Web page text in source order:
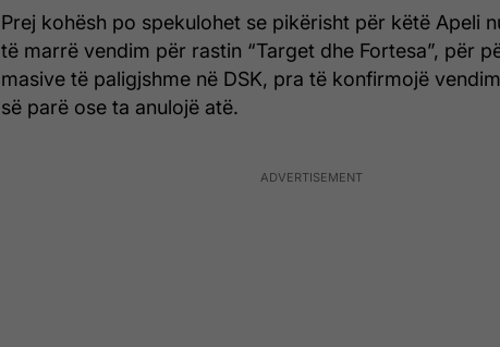
Prej kohësh po spekulohet se pikërisht për këtë Apeli
të marrë vendim për rastin “Target dhe Fortesa”, për
masive të paligjshme në DSK, pra të konfirmojë
së parë ose ta anulojë atë.